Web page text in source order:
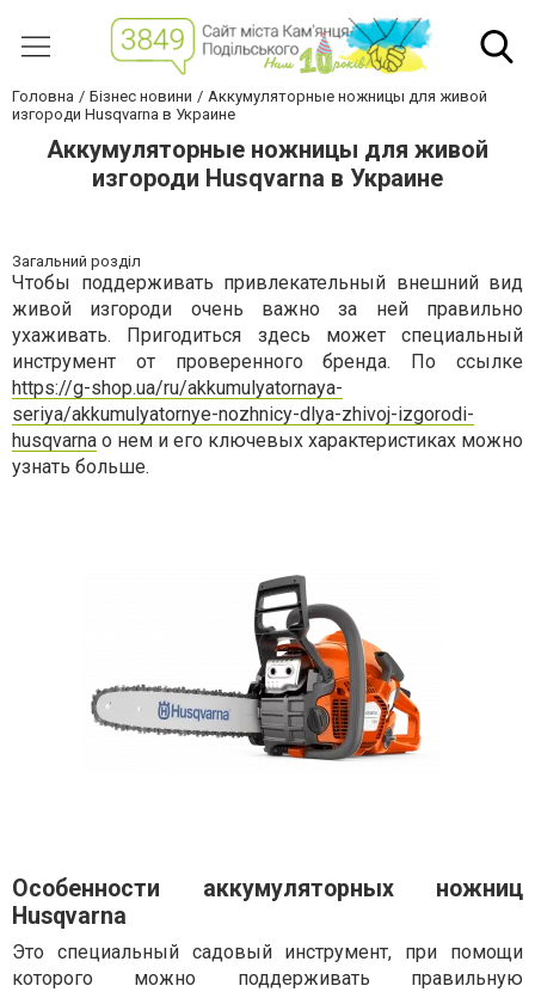
Головна Бізнес новини
Аккумуляторные ножницы для живой
изгороди Husqvarna в Украине
Аккумуляторные ножницы для живой
изгороди Husqvarna в Украине
Загальний розділ
Чтобы поддерживать привлекательный внешний вид
живой изгороди очень важно за ней правильно
ухаживать. Пригодиться здесь может специальный
инструмент от проверенного бренда. По ссылке
https://g-shop.ua/ru/akkumulyatornaya-
seriya/akkumulyatornye-nozhnicy-dlya-zhivoj-izgorodi-
husqvarna о нем и его ключевых характеристиках можно
узнать больше.
Особенности аккумуляторных ножниц
Husqvarna
Это специальный садовый инструмент, при помощи
которого можно поддерживать правильную